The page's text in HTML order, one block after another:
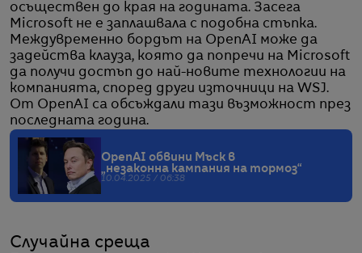
осъществен до края на годината. Засега
Microsoft не е заплашвала с подобна стъпка.
Междувременно бордът на OpenAI може да
задейства клауза, която да попречи на Microsoft
да получи достъп до най-новите технологии на
компанията, според други източници на WSJ.
От OpenAI са обсъждали тази възможност през
последната година.
OpenAI обвини Мъск в
„незаконна кампания на тормоз“
10.04.2025 / 06:38
Случайна среща